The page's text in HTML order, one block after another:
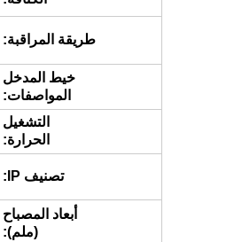
طريقة المراقبة:
خيط المدخل
المواصفات:
التشغيل
الحرارة:
تصنيف IP:
أبعاد المصباح
(ملم):